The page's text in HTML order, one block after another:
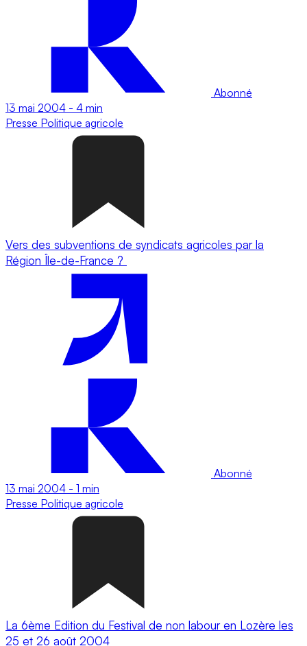
Abonné
13 mai 2004 - 4 min
Presse Politique agricole
Vers des subventions de syndicats agricoles par la
Région Île-de-France ?
Abonné
13 mai 2004 - 1 min
Presse Politique agricole
La 6ème Edition du Festival de non labour en Lozère les
25 et 26 août 2004